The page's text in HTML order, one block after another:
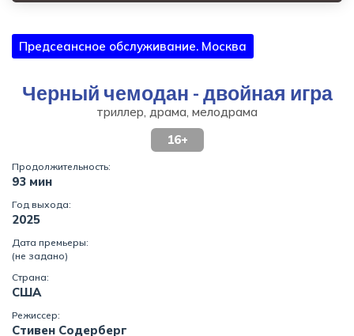
Предсеансное обслуживание. Москва
Черный чемодан - двойная игра
триллер, драма, мелодрама
16+
Продолжительность:
93 мин
Год выхода:
2025
Дата премьеры:
(не задано)
Страна:
США
Режиссер:
Стивен Содерберг